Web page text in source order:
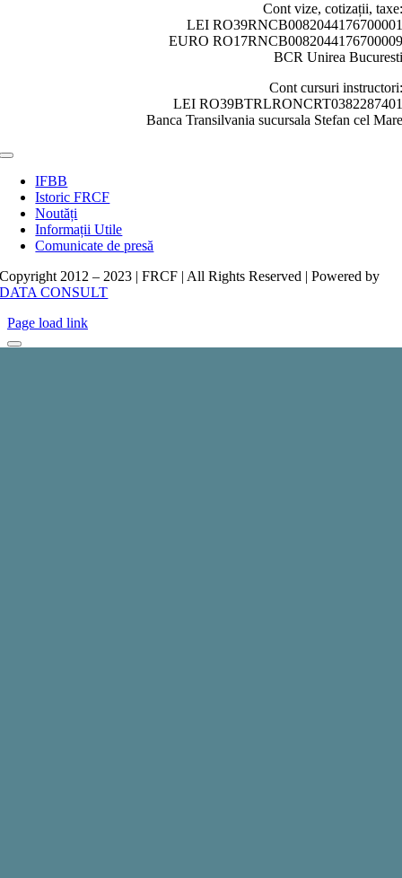
Cont vize, cotizații, taxe:
LEI RO39RNCB0082044176700001
EURO RO17RNCB0082044176700009
BCR Unirea Bucuresti
Cont cursuri instructori:
LEI RO39BTRLRONCRT0382287401
Banca Transilvania sucursala Stefan cel Mare
Toggle
Navigation
IFBB
Istoric FRCF
Noutăți
Informații Utile
Comunicate de presă
Copyright 2012 – 2023 | FRCF | All Rights Reserved | Powered by
DATA CONSULT
Page load link